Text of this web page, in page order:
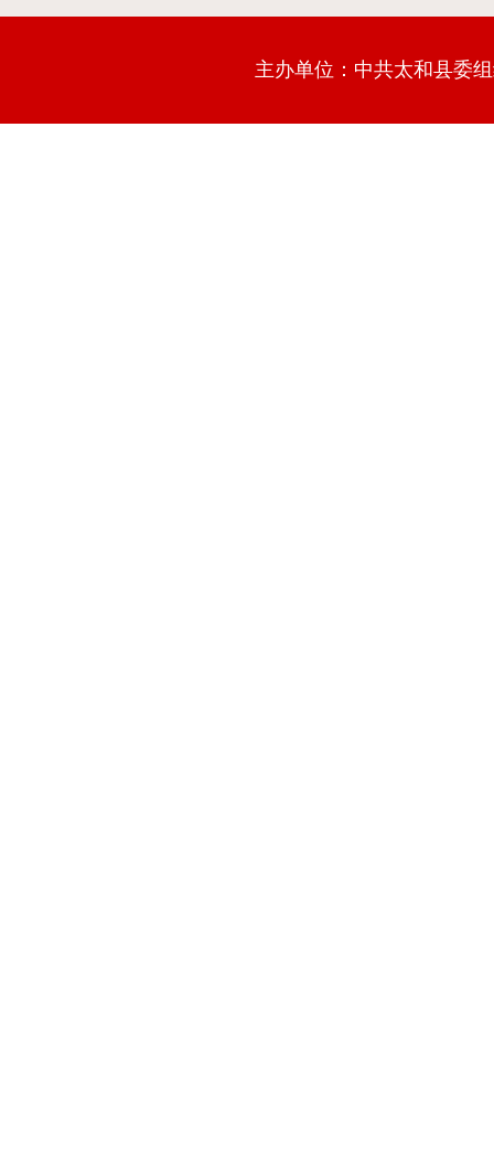
主办单位：中共太和县委